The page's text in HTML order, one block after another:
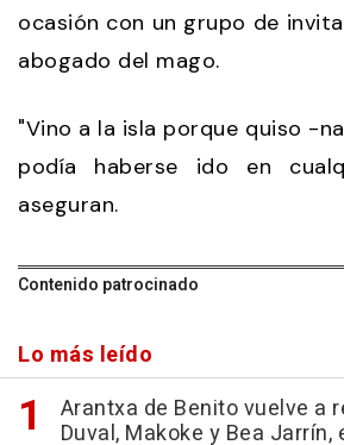
ocasión con un grupo de
abogado del mago.
"Vino a la isla porque quiso -
podía haberse ido en
aseguran.
Contenido patrocinado
Lo más leído
Arantxa de Benito vuelve a
Duval, Makoke y Bea